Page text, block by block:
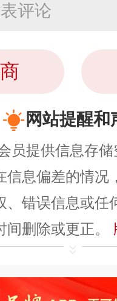
评论
网站提醒和
员提供信息存
信息偏差的情况
、错误信息或任
删除或更正。
有内容（文字
产权归本站所